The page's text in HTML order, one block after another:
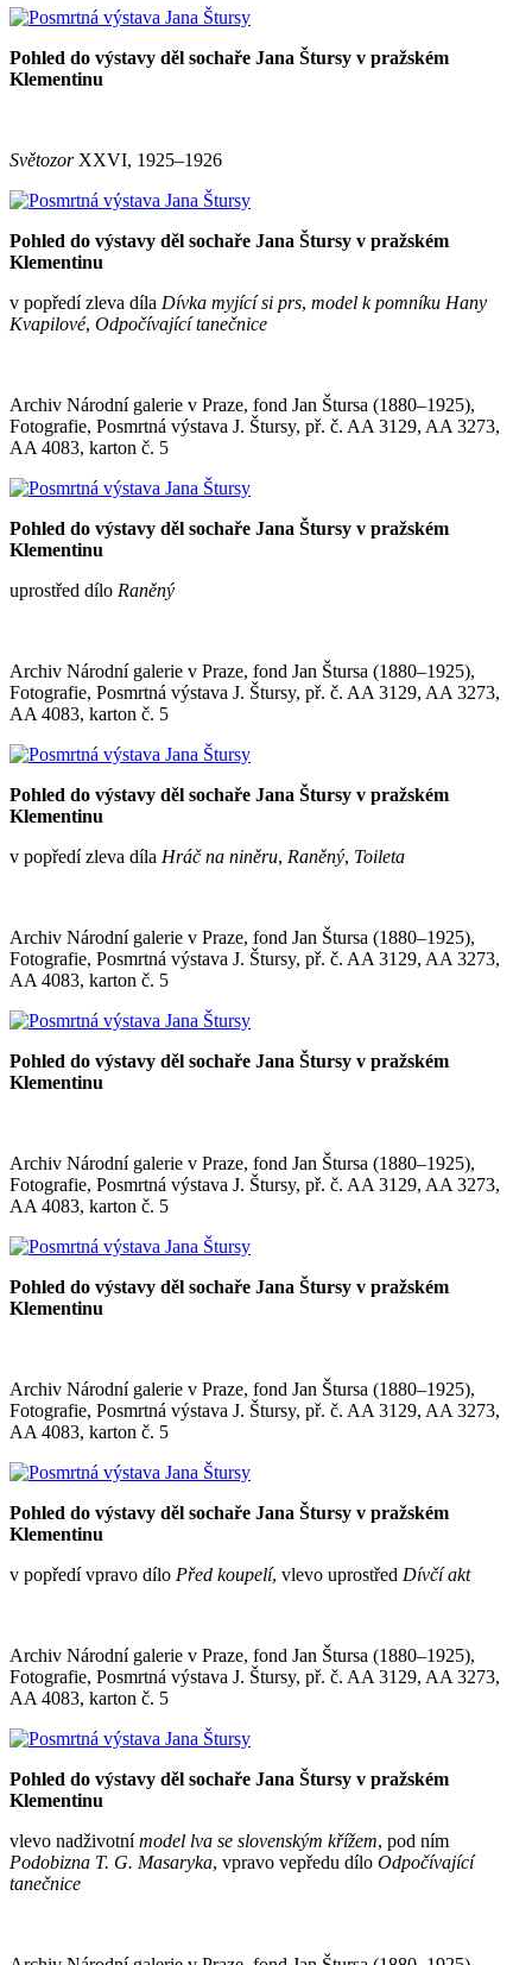
Pohled do výstavy děl sochaře Jana Štursy v pražském
Klementinu
SvětozorXXVI, 1925–1926
Pohled do výstavy děl sochaře Jana Štursy v pražském
Klementinu
v popředí zleva díla Dívka myjící si prs, model k pomníku Hany
Kvapilové, Odpočívající tanečnice
Archiv Národní galerie v Praze, fond Jan Štursa (1880–1925),
Fotografie, Posmrtná výstava J. Štursy, př. č. AA 3129, AA 3273,
AA 4083, karton č. 5
Pohled do výstavy děl sochaře Jana Štursy v pražském
Klementinu
uprostřed dílo Raněný
Archiv Národní galerie v Praze, fond Jan Štursa (1880–1925),
Fotografie, Posmrtná výstava J. Štursy, př. č. AA 3129, AA 3273,
AA 4083, karton č. 5
Pohled do výstavy děl sochaře Jana Štursy v pražském
Klementinu
v popředí zleva díla Hráč na niněru, Raněný, Toileta
Archiv Národní galerie v Praze, fond Jan Štursa (1880–1925),
Fotografie, Posmrtná výstava J. Štursy, př. č. AA 3129, AA 3273,
AA 4083, karton č. 5
Pohled do výstavy děl sochaře Jana Štursy v pražském
Klementinu
Archiv Národní galerie v Praze, fond Jan Štursa (1880–1925),
Fotografie, Posmrtná výstava J. Štursy, př. č. AA 3129, AA 3273,
AA 4083, karton č. 5
Pohled do výstavy děl sochaře Jana Štursy v pražském
Klementinu
Archiv Národní galerie v Praze, fond Jan Štursa (1880–1925),
Fotografie, Posmrtná výstava J. Štursy, př. č. AA 3129, AA 3273,
AA 4083, karton č. 5
Pohled do výstavy děl sochaře Jana Štursy v pražském
Klementinu
v popředí vpravo dílo Před koupelí, vlevo uprostřed Dívčí akt
Archiv Národní galerie v Praze, fond Jan Štursa (1880–1925),
Fotografie, Posmrtná výstava J. Štursy, př. č. AA 3129, AA 3273,
AA 4083, karton č. 5
Pohled do výstavy děl sochaře Jana Štursy v pražském
Klementinu
vlevo nadživotnímodel lva se slovenským křížem, pod ním
Podobizna T. G. Masaryka, vpravo vepředu dílo Odpočívající
tanečnice